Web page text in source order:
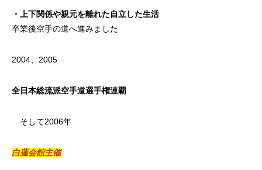
・上下関係や親元を離れた自立した生活
卒業後空手の道へ進みました
2004、2005
全日本総流派空手道選手権連覇
そして2006年
白蓮会館主催